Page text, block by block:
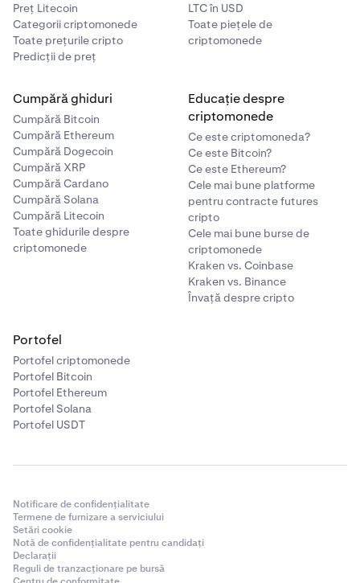
Preț Litecoin
Categorii criptomonede
Toate prețurile cripto
Predicții de preț
LTC în USD
Toate piețele de
criptomonede
Cumpără ghiduri
Cumpără Bitcoin
Cumpără Ethereum
Cumpără Dogecoin
Cumpără XRP
Cumpără Cardano
Cumpără Solana
Cumpără Litecoin
Toate ghidurile despre
criptomonede
Educație despre
criptomonede
Ce este criptomoneda?
Ce este Bitcoin?
Ce este Ethereum?
Cele mai bune platforme
pentru contracte futures
cripto
Cele mai bune burse de
criptomonede
Kraken vs. Coinbase
Kraken vs. Binance
Învață despre cripto
Portofel
Portofel criptomonede
Portofel Bitcoin
Portofel Ethereum
Portofel Solana
Portofel USDT
Notificare de confidențialitate
Termene de furnizare a serviciului
Setări cookie
Notă de confidențialitate pentru candidați
Declarații
Reguli de tranzacționare pe bursă